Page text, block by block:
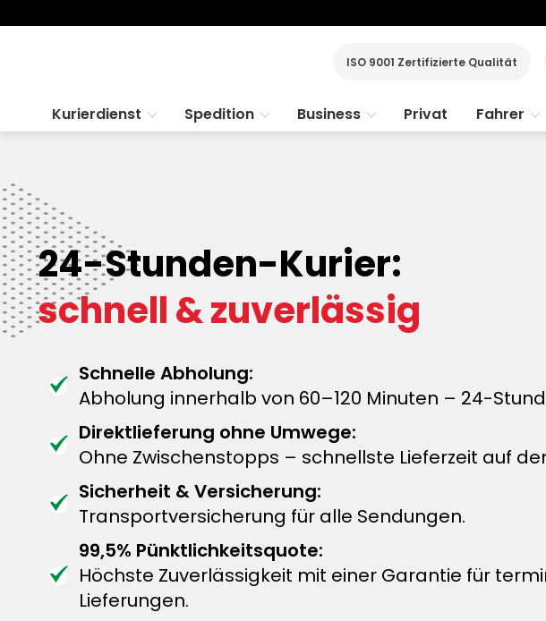
ISO 9001 Zertifizierte Qualität
Kurierdienst Spedition Business Privat Fahrer
24-Stunden-Kurier:
schnell & zuverlässig
Schnelle Abholung:
Abholung innerhalb von 60–120 Minuten – 24-
Direktlieferung ohne Umwege:
Ohne Zwischenstopps – schnellste Lieferzeit auf
Sicherheit & Versicherung:
Transportversicherung für alle Sendungen.
99,5% Pünktlichkeitsquote:
Höchste Zuverlässigkeit mit einer Garantie für
Lieferungen.